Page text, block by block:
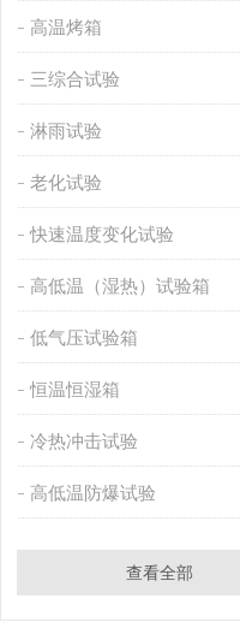
高温烤箱
三综合试验
淋雨试验
老化试验
快速温度变化试验
高低温（湿热）试验箱
低气压试验箱
恒温恒湿箱
冷热冲击试验
高低温防爆试验
查看全部